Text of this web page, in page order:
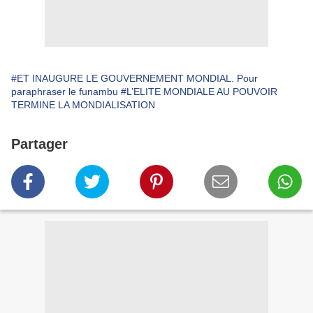
#ET INAUGURE LE GOUVERNEMENT MONDIAL. Pour
paraphraser le funambu #L’ELITE MONDIALE AU POUVOIR
TERMINE LA MONDIALISATION
Partager